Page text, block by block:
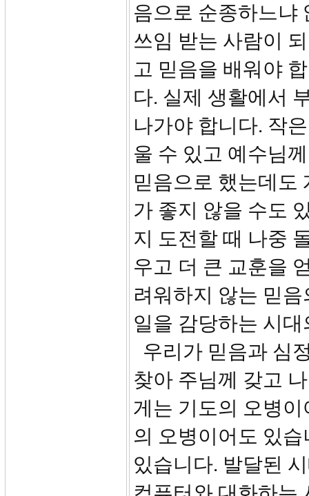
음으로 순종하느냐
쓰임 받는 사람이
고 믿음을 배워야
다. 실제 생활에서
나가야 합니다. 작
울 수 있고 예수님
믿음으로 했는데도
가 좋지 않을 수도
지 도전할 때 나중
우고 더 큰 교훈을
려워하지 않는 믿
일을 감당하는 시
우리가 믿음과 심
찾아 주님께 갖고
게는 기도의 오병
의 오병이어도 있
있습니다. 발달된